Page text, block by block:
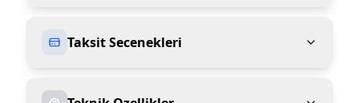
Taksit Secenekleri